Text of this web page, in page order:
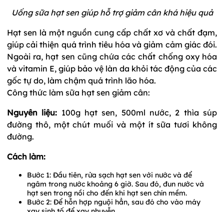
Uống sữa hạt sen giúp hỗ trợ giảm cân khá hiệu quả
Hạt sen là một nguồn cung cấp chất xơ và chất đạm,
giúp cải thiện quá trình tiêu hóa và giảm cảm giác đói.
Ngoài ra, hạt sen cũng chứa các chất chống oxy hóa
và vitamin E, giúp bảo vệ làn da khỏi tác động của các
gốc tự do, làm chậm quá trình lão hóa.
Công thức làm sữa hạt sen giảm cân:
Nguyên liệu: 100g hạt sen, 500ml nước, 2 thìa súp
đường thô, một chút muối và một ít sữa tươi không
đường.
Cách làm:
Bước 1: Đầu tiên, rửa sạch hạt sen với nước và để
ngâm trong nước khoảng 6 giờ. Sau đó, đun nước và
hạt sen trong nồi cho đến khi hạt sen chín mềm.
Bước 2: Để hỗn hợp nguội hẳn, sau đó cho vào máy